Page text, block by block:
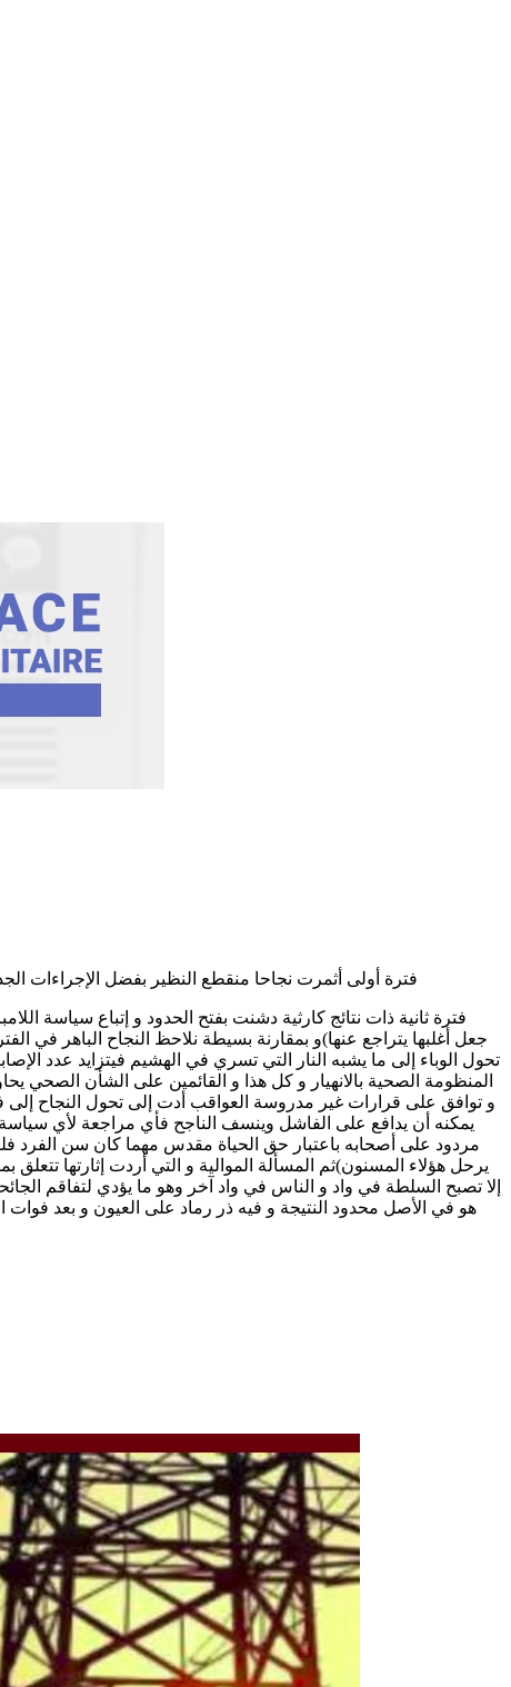
– فترة أولى أثمرت نجاحا منقطع النظير بفضل الإجراءات
جعل أغلبها يتراجع عنها)و بمقارنة بسيطة نلاحظ النجاح الباهر في
تحول الوباء إلى ما يشبه النار التي تسري في الهشيم فيتزايد عدد
المنظومة الصحية بالانهيار و كل هذا و القائمين على الشأن الصحي
و توافق على قرارات غير مدروسة العواقب أدت إلى تحول النجاح إلى
يمكنه أن يدافع على الفاشل وينسف الناجح فأي مراجعة لأي
مردود على أصحابه باعتبار حق الحياة مقدس مهما كان سن الفرد
يرحل هؤلاء المسنون)ثم المسألة الموالية و التي أردت إثارتها
إلا تصبح السلطة في واد و الناس في واد آخر وهو ما يؤدي لتفاقم
هو في الأصل محدود النتيجة و فيه ذر رماد على العيون و بعد